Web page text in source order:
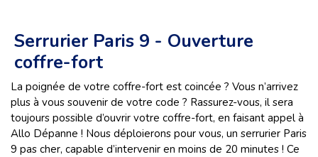
Serrurier Paris 9 - Ouverture
coffre-fort
La poignée de votre coffre-fort est coincée ? Vous n’arrivez
plus à vous souvenir de votre code ? Rassurez-vous, il sera
toujours possible d’ouvrir votre coffre-fort, en faisant appel à
Allo Dépanne ! Nous déploierons pour vous, un serrurier Paris
9 pas cher, capable d’intervenir en moins de 20 minutes ! Ce